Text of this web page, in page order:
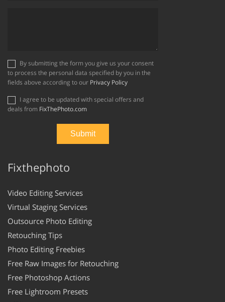
to process the personal data specified by you in the
fields above according to our Privacy Policy
deals from FixThePhoto.com
Fixthephoto
Video Editing Services
Virtual Staging Services
Outsource Photo Editing
Retouching Tips
Photo Editing Freebies
Free Raw Images for Retouching
Free Photoshop Actions
Free Lightroom Presets